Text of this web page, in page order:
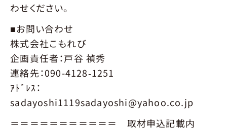
わせください。
■お問い合わせ
株式会社こもれび
企画責任者：戸谷 禎秀
連絡先：090-4128‐1251
ｱﾄﾞﾚｽ：
sadayoshi1119sadayoshi@yahoo.co.jp
＝＝＝＝＝＝＝＝＝＝＝ 取材申込記載内